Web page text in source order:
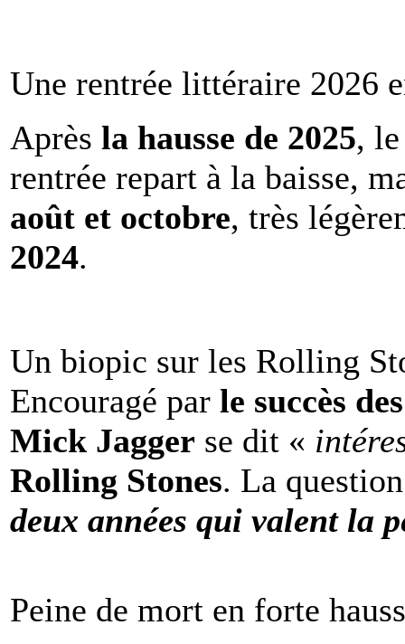
Une rentrée littéraire 2026
Après la hausse de 2025,
rentrée repart à la baisse,
août et octobre, très
2024.
Un biopic sur les Rolling
Encouragé par le succès
Mick Jagger se dit «
Rolling Stones. La
deux années qui valent la
Peine de mort en forte